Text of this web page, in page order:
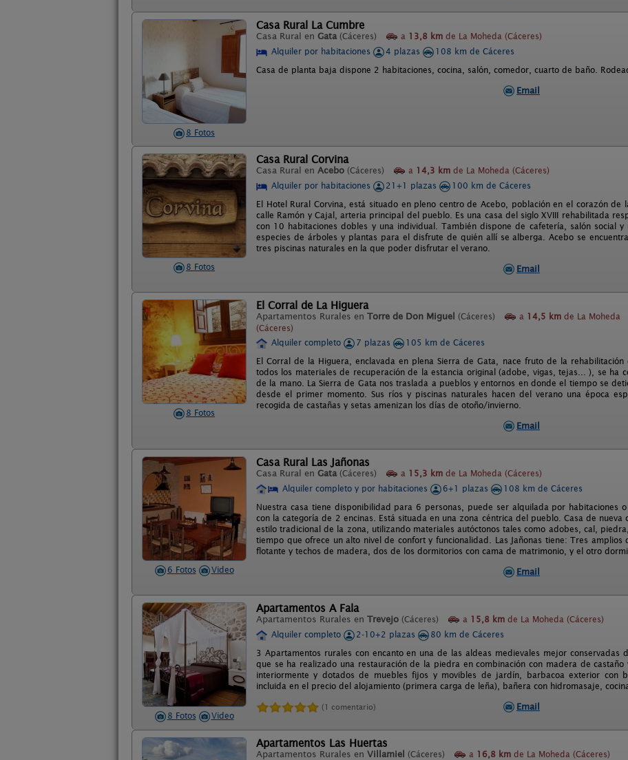
8 Fotos
Casa Rural La Cumbre
Casa Rural en Gata (Cáceres) a 13,8 km de La Moheda (Cáceres)
Alquiler por habitaciones
4 plazas
108 km de Cáceres
Casa de planta baja dispone 2 habitaciones, cocina, salón, comedor, cuarto de baño.
Email
8 Fotos
Casa Rural Corvina
Casa Rural en Acebo (Cáceres) a 14,3 km de La Moheda (Cáceres)
Alquiler por habitaciones
21+1 plazas
100 km de Cáceres
El Hotel Rural Corvina, está situado en pleno centro de Acebo, población en el corazón de
calle Ramón y Cajal, arteria principal del pueblo. Es una casa del siglo XVIII rehabilitada
con 10 habitaciones dobles y una individual. También dispone de cafetería, salón social
especies de árboles y plantas para el disfrute de quién allí se alberga. Acebo se
tres piscinas naturales en la que poder disfrutar el verano.
Email
8 Fotos
El Corral de La Higuera
Apartamentos Rurales en Torre de Don Miguel (Cáceres) a 14,5 km de La Moheda
(Cáceres)
Alquiler completo 7 plazas
105 km de Cáceres
El Corral de la Higuera, enclavada en plena Sierra de Gata, nace fruto de la
todos los materiales de recuperación de la estancia original (adobe, vigas, tejas... ), se ha
de la mano. La Sierra de Gata nos traslada a pueblos y entornos en donde el tiempo se
desde el primer momento. Sus ríos y piscinas naturales hacen del verano una época
recogida de castañas y setas amenizan los días de otoño/invierno.
Email
6 Fotos Video
Casa Rural Las Jañonas
Casa Rural en Gata (Cáceres) a 15,3 km de La Moheda (Cáceres)
Alquiler completo y por habitaciones
6+1 plazas
108 km de Cáceres
Nuestra casa tiene disponibilidad para 6 personas, puede ser alquilada por habitaciones
con la categoría de 2 encinas. Está situada en una zona céntrica del pueblo. Casa de
estilo tradicional de la zona, utilizando materiales autóctonos tales como adobes, cal,
tiempo que ofrece un alto nivel de confort y funcionalidad. Las Jañonas tiene: Tres
flotante y techos de madera, dos de los dormitorios con cama de matrimonio, y el otro
Email
8 Fotos Video
Apartamentos A Fala
Apartamentos Rurales en Trevejo (Cáceres) a 15,8 km de La Moheda (Cáceres)
Alquiler completo
2-10+2 plazas
80 km de Cáceres
3 Apartamentos rurales con encanto en una de las aldeas medievales mejor conservadas
que se ha realizado una restauración de la piedra en combinación con madera de
interiormente y dotados de muebles fijos y movibles de jardín, barbacoa exterior con
incluida en el precio del alojamiento (primera carga de leña), bañera con hidromasaje,
(1 comentario) Email
Apartamentos Las Huertas
Apartamentos Rurales en Villamiel (Cáceres) a 16,8 km de La Moheda (Cáceres)